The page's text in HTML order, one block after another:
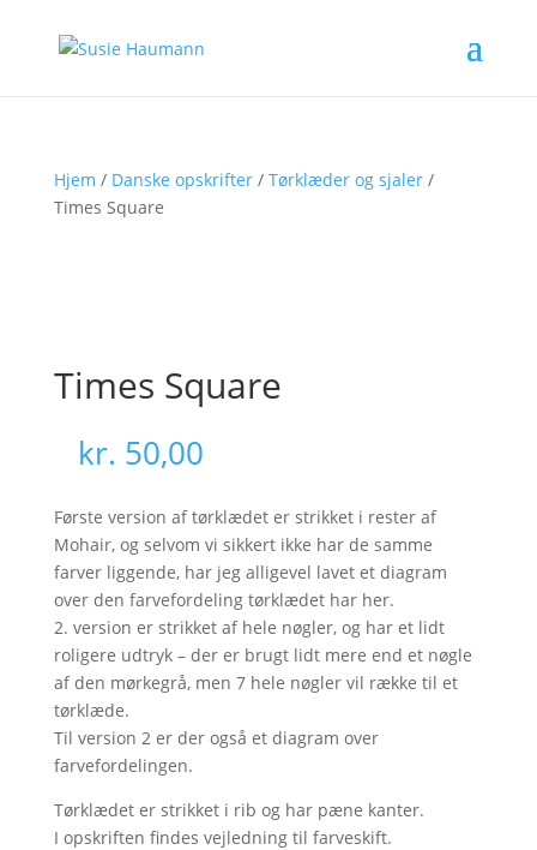
Hjem / Danske opskrifter/ Tørklæder og sjaler/
Times Square
Times Square
kr. 50,00
Første version af tørklædet er strikket i rester af
Mohair, og selvom vi sikkert ikke har de samme
farver liggende, har jeg alligevel lavet et diagram
over den farvefordeling tørklædet har her.
2. version er strikket af hele nøgler, og har et lidt
roligere udtryk – der er brugt lidt mere end et nøgle
af den mørkegrå, men 7 hele nøgler vil række til et
tørklæde.
Til version 2 er der også et diagram over
farvefordelingen.
Tørklædet er strikket i rib og har pæne kanter.
I opskriften findes vejledning til farveskift.